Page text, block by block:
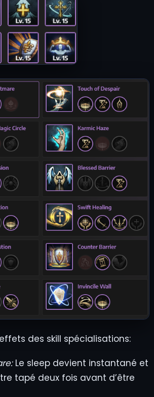
des skill spécialisations:
Le sleep devient instantané et
tapé deux fois avant d’être